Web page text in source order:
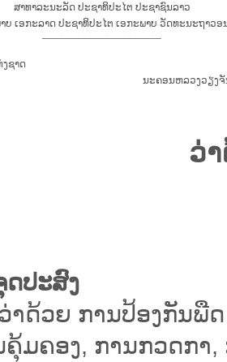
ສາທາລະນະລັດ ປະຊາທິປະໄຕ ປະຊາຊົນລາວ
ບ ເອກະລາດ ປະຊາທິປະໄຕ ເອກະພາບ ວັດທະນະຖາວອ
_____________________
ຊາດ
ນະຄອນຫລວງວຽງຈັ
ວ່
ປະສົງ
ວຍ ການປ້ອງກັນພືດ
ມຄອງ, ການກວດກາ